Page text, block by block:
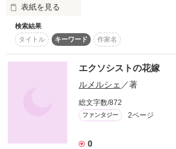
無償の愛を人々にそそぐ。
かのキリストのように
表紙を見る
あなたのために…。
私は悪魔に魂を売った。
憎しみは消えなくて…。
私は変わってしまった。
あなたの瞳に写る私は…。
今はどう写るのかな？
それでも止められない。
検索結果
タイトル
キーワード 作家名
エクソシストの花嫁
ルメルシェ ／著
総文字数/872
ファンタジー 2ページ
0